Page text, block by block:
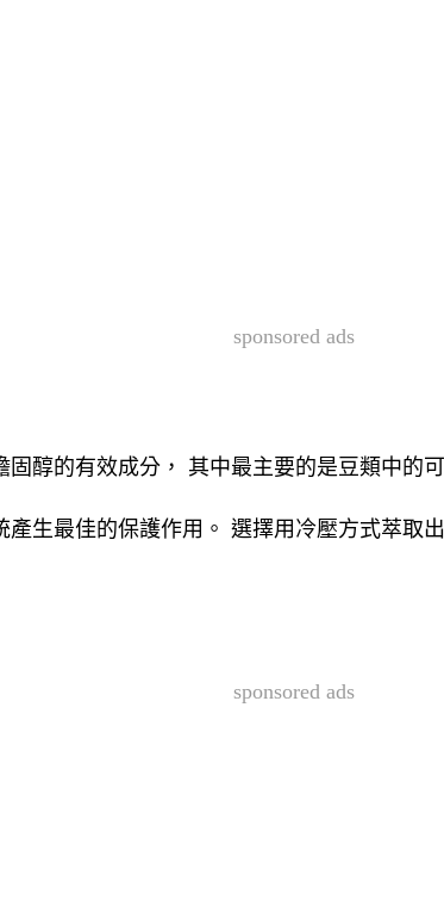
sponsored ads
固醇的有效成分， 其中最主要的是豆類中的
sponsored ads